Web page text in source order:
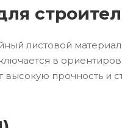
листовой
в
прочность и